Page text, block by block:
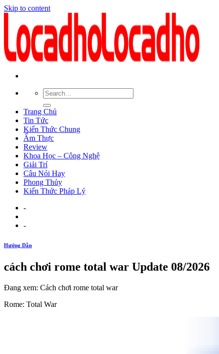
Skip to content
Trang Chủ
Tin Tức
Kiến Thức Chung
Ẩm Thực
Review
Khoa Học – Công Nghệ
Giải Trí
Câu Nói Hay
Phong Thủy
Kiến Thức Pháp Lý
-
-
Hướng Dẫn
cách chơi rome total war Update 08/2026
Đang xem: Cách chơi rome total war
Rome: Total War